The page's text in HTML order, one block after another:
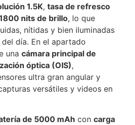
1.5K, tasa de refresco
nits de brillo, lo que
nítidas y bien iluminadas
día. En el apartado
una cámara principal de
óptica (OIS),
ultra gran angular y
versátiles y videos en
de 5000 mAh con carga